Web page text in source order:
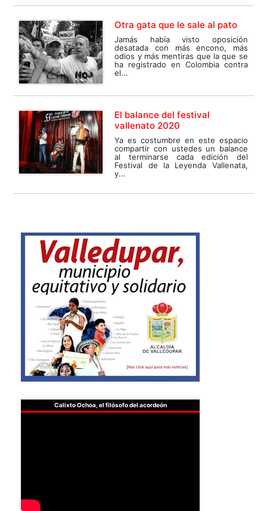
Otra gata que le sale al pato
Jamás había visto oposición
desatada con más encono, más
odios y más mentiras que la que se
ha registrado en Colombia contra
el...
El balance del festival
vallenato 2020
Ya es costumbre en este espacio
compartir con ustedes un balance
al terminarse cada edición del
Festival de la Leyenda Vallenata,
y...
Calixto Ochoa, el filósofo del acordeón